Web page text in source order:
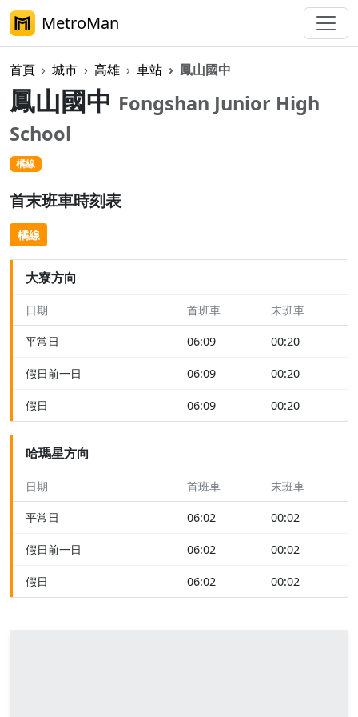
MetroMan
首頁 城市 高雄 車站 鳳山國中
鳳山國中 Fongshan Junior High
School
橘線
首末班車時刻表
橘線
大寮方向
日期 首班車 末班車
平常日 06:09 00:20
假日前一日 06:09 00:20
假日 06:09 00:20
哈瑪星方向
日期 首班車 末班車
平常日 06:02 00:02
假日前一日 06:02 00:02
假日 06:02 00:02